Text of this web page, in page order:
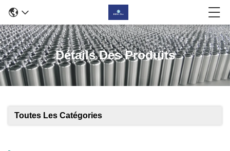
Détails Des Produits
Toutes Les Catégories